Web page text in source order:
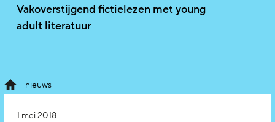
Vakoverstijgend fictielezen met young
adult literatuur
nieuws
1 mei 2018